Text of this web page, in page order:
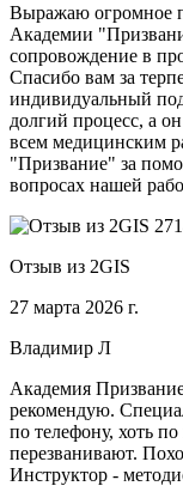
Выражаю огромное
Академии
сопровождение в
Спасибо вам за
индивидуальный
долгий процесс, а
всем медицинским
"Призвание" за
вопросах нашей
Отзыв из 2GIS
27 марта 2026 г.
Владимир Л
Академия
рекомендую.
по телефону, хоть
перезванивают.
Инструктор -